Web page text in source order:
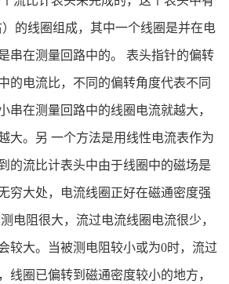
）的线圈组成，其中一个线圈是并在电
串在测量回路中的。 表头指针的偏转
的电流比，不同的偏转角度代表不同
串在测量回路中的线圈电流就越大，
大。另 一个方法是用线性电流表作为
的流比计表头中由于线圈中的磁场是
穷大处，电流线圈正好在磁通密度强
电阻很大，流过电流线圈电流很少，
较大。当被测电阻较小或为0时，流过
线圈已偏转到磁通密度较小的地方，